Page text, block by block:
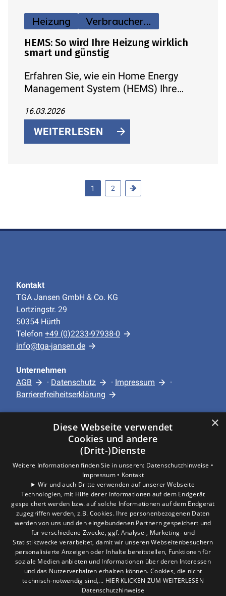
Heizung Verbraucherinfos
HEMS: So wird Ihre Heizung wirklich
smart und günstig
Erfahren Sie, wie ein Home Energy
Management System (HEMS) Ihre
Verbrauch und Heizkosten gezielt
optimiert – automatisiert, vernetzt und
auf aktuelle Energiestandards
16.03.2026
WEITERLESEN
1 2
Kontakt
TGA Jansen GmbH & Co. KG
Lortzingstr. 29
50354 Hürth
Telefon +49 (0)2233-97938-0
info@tga-jansen.de
Unternehmen
AGB
· Datenschutz · Impressum
·
Barrierefreiheitserklärung
Leistungen
Standort
Hürth
×
Diese Webseite verwendet
Cookies und andere
(Dritt-)Dienste
Weitere Informationen finden Sie in unseren: Datenschutzhinweise •
Impressum • Kontakt
Wir und auch Dritte verwenden auf unserer Webseite
Technologien, mit Hilfe derer Informationen auf dem Endgerät
gespeichert werden bzw. auf solche Informationen auf dem Endgerät
zugegriffen werden, z.B. Cookies. Ihre personenbezogenen Daten
werden von uns und den eingebundenen Partnern gespeichert und
für verschiedene Zwecke, ggf. Analyse-, Marketing- und
Statistikzwecke verarbeitet, damit wir unseren Webseitenbesuchern
personalisierte Anzeigen oder Inhalte bereitstellen, Funktionen für
soziale Medien anbieten und Informationen über deren Interessen
und das Nutzerverhalten erhalten können. Cookies, die nicht
technisch-notwendig sind,... HIER KLICKEN ZUM WEITERLESEN
Datenschutzhinweise